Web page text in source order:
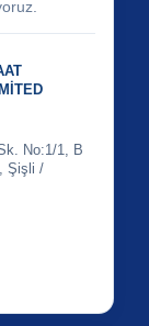
No:1/1, B
Şişli /